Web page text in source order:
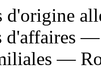
d'origine
d'affaires
—